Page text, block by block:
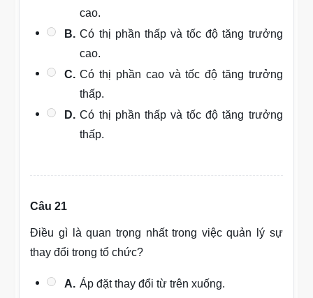
cao.
B. Có thị phần thấp và tốc độ tăng trưởng
cao.
C. Có thị phần cao và tốc độ tăng trưởng
thấp.
D. Có thị phần thấp và tốc độ tăng trưởng
thấp.
Câu 21
Điều gì là quan trọng nhất trong việc quản lý sự
thay đổi trong tổ chức?
A. Áp đặt thay đổi từ trên xuống.